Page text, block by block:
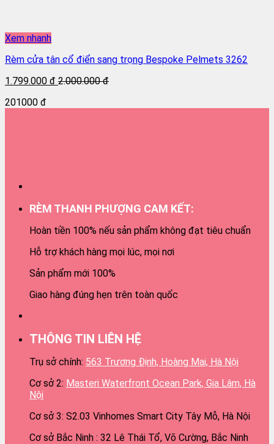
Xem nhanh
Rèm cửa tân cổ điển sang trọng Bespoke Pelmets 3262
1.799.000 đ 2.000.000 đ
201000 đ
RÈM THANH PHƯỢNG CAM KẾT:
Hoàn tiền 100% nếu sản phẩm không đạt tiêu chuẩn
Hỗ trợ khách hàng mọi lúc, mọi nơi
Sản phẩm mới 100%
Giao hàng đúng hẹn trên toàn quốc
THÔNG TIN LIÊN HỆ
Trụ sở chính: 563 Trương Định, Hoàng Mai, Hà Nội
Cơ sở 2: Masteri Waterfront Ocean Park, Gia Lâm, Hà
Nội
Cơ sở 3: S2.03 Vinhomes Smart City Tây Mỗ, Hà Nội
Cơ sở Bắc Ninh : 32 Lê Thái Tổ, Võ Cường, Bắc Ninh